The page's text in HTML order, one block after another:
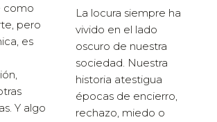
como
pero
es
Y algo
La locura siempre ha
vivido en el lado
oscuro de nuestra
sociedad. Nuestra
historia atestigua
épocas de encierro,
rechazo, miedo o